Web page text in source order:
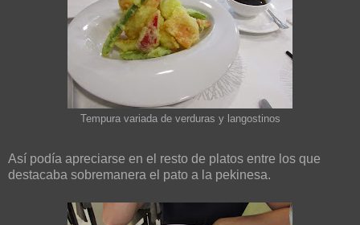
Tempura variada de verduras y langostinos
Así podía apreciarse en el resto de platos entre los que
destacaba sobremanera el pato a la pekinesa.